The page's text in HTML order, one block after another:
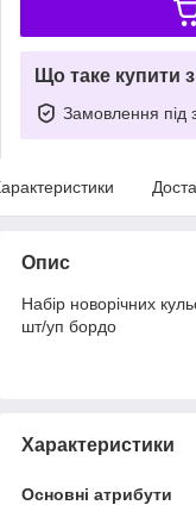
Що таке купити
Замовлення під
Опис
Набір новорічних
шт/уп бордо
Характеристики
Основні атрибути